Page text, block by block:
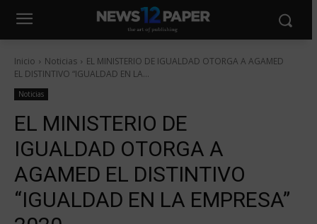
Inicio Noticias
EL MINISTERIO DE IGUALDAD OTORGA A AGAMED
EL DISTINTIVO “IGUALDAD EN LA...
Noticias
EL MINISTERIO DE
IGUALDAD OTORGA A
AGAMED EL DISTINTIVO
“IGUALDAD EN LA EMPRESA”